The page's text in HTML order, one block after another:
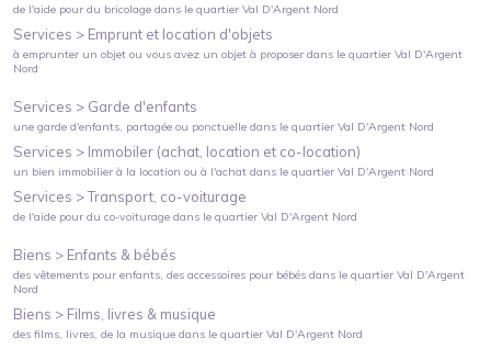
de l'aide pour du bricolage dans le quartierVal D'Argent Nord
Services > Emprunt et location d'objets
à emprunter un objet ou vous avez un objet à proposer dans le quartierVal D'Argent
Nord
Services > Garde d'enfants
une garde d'enfants, partagée ou ponctuelle dans le quartierVal D'Argent Nord
Services > Immobiler (achat, location et co-location)
un bien immobilier à la location ou à l'achat dans le quartierVal D'Argent Nord
Services >Transport, co-voiturage
de l'aide pour du co-voiturage dans le quartierVal D'Argent Nord
Biens > Enfants & bébés
des vêtements pour enfants, des accessoires pour bébés dans le quartierVal D'Argent
Nord
Biens > Films, livres & musique
des films, livres, de la musique dans le quartierVal D'Argent Nord